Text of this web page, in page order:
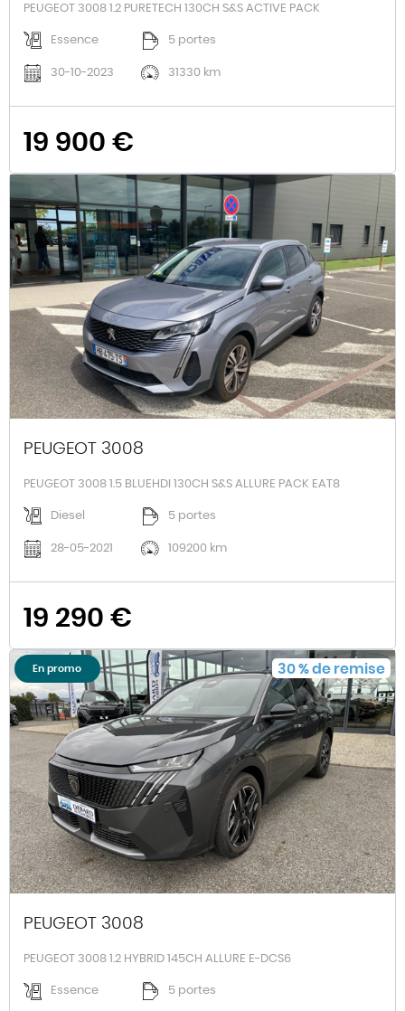
PEUGEOT 3008 1.2 PURETECH 130CH S&S ACTIVE PACK
Essence 5 portes
30-10-2023 31330 km
19 900 €
PEUGEOT 3008
PEUGEOT 3008 1.5 BLUEHDI 130CH S&S ALLURE PACK EAT8
Diesel 5 portes
28-05-2021 109200 km
19 290 €
En promo 30%de remise
PEUGEOT 3008
PEUGEOT 3008 1.2 HYBRID 145CH ALLURE E-DCS6
Essence 5 portes